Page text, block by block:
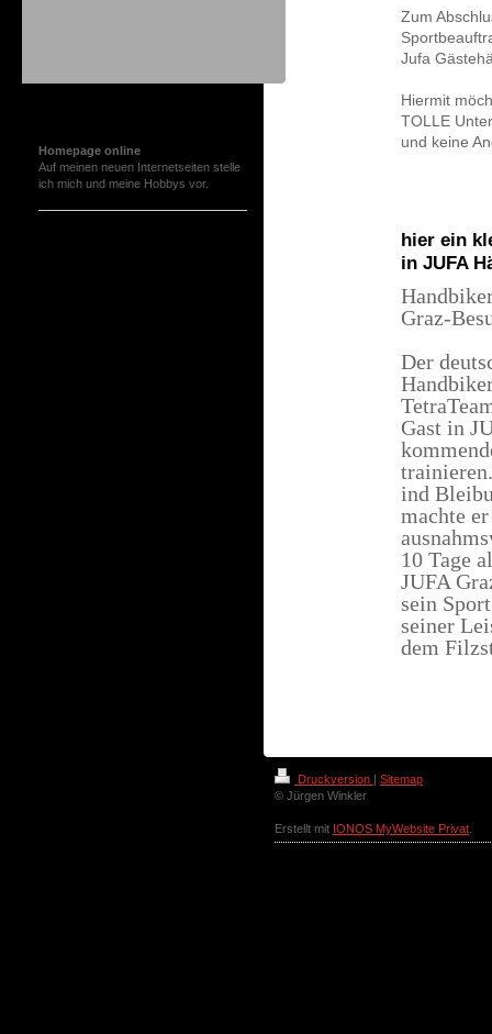
Zum
Jufa
Hiermit
TOLLE
und keine
hier ein
in JUFA
Graz-
Der
Gast in
ind
machte
10 Tage
JUFA
sein
seiner
dem
Homepage online
Auf meinen neuen Internetseiten stelle
ich mich und meine Hobbys vor.
Druckversion | Sitemap
© Jürgen Winkler
Erstellt mit IONOS MyWebsite Privat